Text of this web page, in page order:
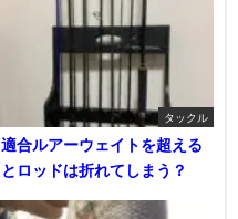
タックル
適合ルアーウェイトを超える
とロッドは折れてしまう？